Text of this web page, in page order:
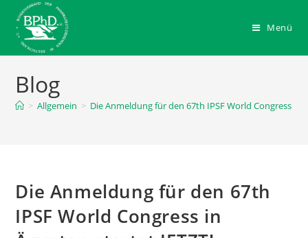
Menü
Blog
> Allgemein > Die Anmeldung für den 67th IPSF World Congress in
Die Anmeldung für den 67th
IPSF World Congress in